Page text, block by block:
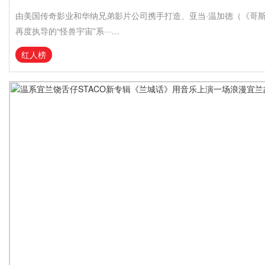
由美国传奇影业和华纳兄弟影片公司携手打造、亚当·温加德（《哥
再度执导的“怪兽宇宙”系···…
红人榜